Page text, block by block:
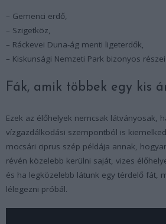
– Gemenci erdő,
– Szigetköz,
– Ráckevei Duna-ág menti ligeterdők,
– Kiskunsági Nemzeti Park bizonyos részei.
Fák, amik többek egy kis
Ezek az élőhelyek nemcsak látványosak,
vízgazdálkodási szempontból is
mocsári ciprus szép példája annak,
révén közelebb kerülni saját, vizes
és ha legközelebb látunk egy térdelő fát,
lélegezni próbál.